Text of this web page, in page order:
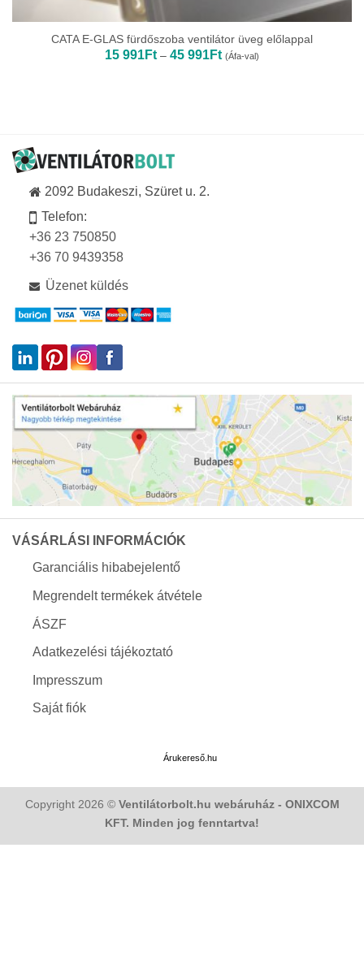
CATA E-GLAS fürdőszoba ventilátor üveg előlappal
15 991Ft – 45 991FtÁrtartomány:
15
(Áfa-val)
2092 Budakeszi, Szüret u. 2.
Telefon:
+36 23 750850
+36 70 9439358
Üzenet küldés
VÁSÁRLÁSI INFORMÁCIÓK
Garanciális hibabejelentő
Megrendelt termékek átvétele
ÁSZF
Adatkezelési tájékoztató
Impresszum
Saját fiók
Árukereső.hu
Copyright 2026 © Ventilátorbolt.hu webáruház - ONIXCOM
KFT. Minden jog fenntartva!